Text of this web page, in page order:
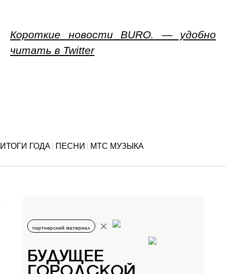
Короткие новости BURO. — удобно
читать в Twitter
ИТОГИ ГОДА ПЕСНИ МТС МУЗЫКА
партнерский материал
БУДУЩЕЕ